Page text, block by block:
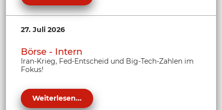
27. Juli 2026
Börse - Intern
Iran-Krieg, Fed-Entscheid und Big-Tech-Zahlen im
Fokus!
Weiterlesen...